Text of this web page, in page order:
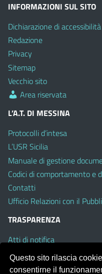
INFORMAZIONI SUL SITO
Dichiarazione di accessibilità
Redazione
Privacy
Sitemap
Vecchio sito
Area riservata
L’A.T. DI MESSINA
Protocolli d’intesa
L’USR Sicilia
Manuale di gestione
Codici di comportamento e
Contatti
Ufficio Relazioni con il
TRASPARENZA
Atti di notifica
Albo on line
Amministrazione
Questo sito rilascia
consentirne il